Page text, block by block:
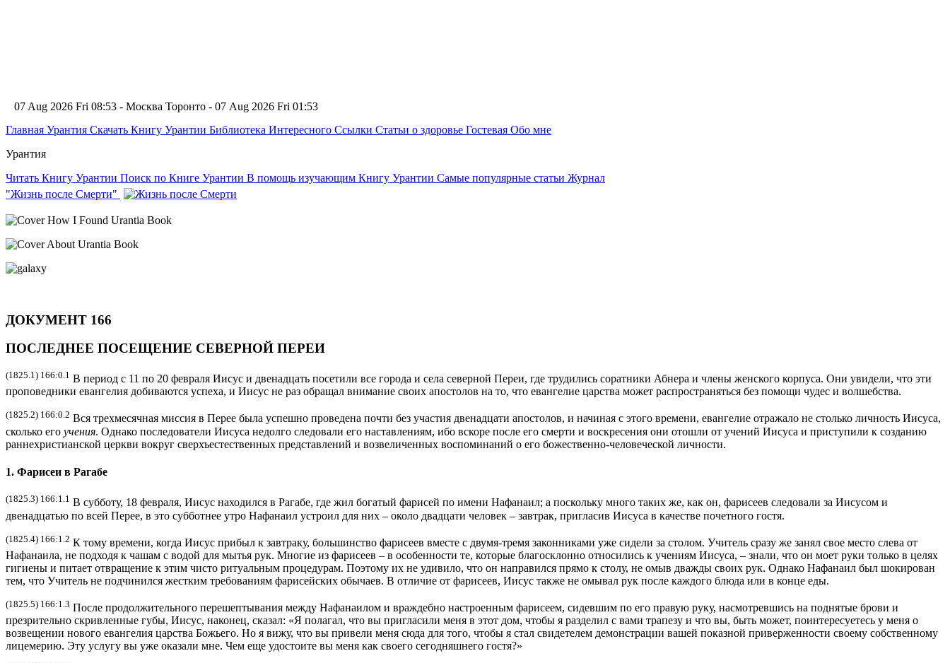
07 Aug 2026 Fri 08:53 - Москва Торонто - 07 Aug 2026 Fri 01:53
Главная Урантия Скачать Книгу Урантии Библиотека Интересного Ссылки Статьи о здоровье Гостевая Обо мне
Урантия
Читать Книгу Урантии Поиск по Книге Урантии В помощь изучающим Книгу Урантии Самые популярные статьи Журнал
"Жизнь после Смерти"
ДОКУМЕНТ 166
ПОСЛЕДНЕЕ ПОСЕЩЕНИЕ СЕВЕРНОЙ ПЕРЕИ
(1825.1) 166:0.1 В период с 11 по 20 февраля Иисус и двенадцать посетили все города и села северной Переи, где трудились соратники Абнера и члены женского корпуса. Они увидели, что эти
проповедники евангелия добиваются успеха, и Иисус не раз обращал внимание своих апостолов на то, что евангелие царства может распространяться без помощи чудес и волшебства.
(1825.2) 166:0.2 Вся трехмесячная миссия в Перее была успешно проведена почти без участия двенадцати апостолов, и начиная с этого времени, евангелие отражало не столько личность Иисуса,
сколько его учения. Однако последователи Иисуса недолго следовали его наставлениям, ибо вскоре после его смерти и воскресения они отошли от учений Иисуса и приступили к созданию
раннехристианской церкви вокруг сверхъестественных представлений и возвеличенных воспоминаний о его божественно-человеческой личности.
1. Фарисеи в Рагабе
(1825.3) 166:1.1 В субботу, 18 февраля, Иисус находился в Рагабе, где жил богатый фарисей по имени Нафанаил; а поскольку много таких же, как он, фарисеев следовали за Иисусом и
двенадцатью по всей Перее, в это субботнее утро Нафанаил устроил для них – около двадцати человек – завтрак, пригласив Иисуса в качестве почетного гостя.
(1825.4) 166:1.2 К тому времени, когда Иисус прибыл к завтраку, большинство фарисеев вместе с двумя-тремя законниками уже сидели за столом. Учитель сразу же занял свое место слева от
Нафанаила, не подходя к чашам с водой для мытья рук. Многие из фарисеев – в особенности те, которые благосклонно относились к учениям Иисуса, – знали, что он моет руки только в целях
гигиены и питает отвращение к этим чисто ритуальным процедурам. Поэтому их не удивило, что он направился прямо к столу, не омыв дважды своих рук. Однако Нафанаил был шокирован
тем, что Учитель не подчинился жестким требованиям фарисейских обычаев. В отличие от фарисеев, Иисус также не омывал рук после каждого блюда или в конце еды.
(1825.5) 166:1.3 После продолжительного перешептывания между Нафанаилом и враждебно настроенным фарисеем, сидевшим по его правую руку, насмотревшись на поднятые брови и
презрительно скривленные губы, Иисус, наконец, сказал: «Я полагал, что вы пригласили меня в этот дом, чтобы я разделил с вами трапезу и что вы, быть может, поинтересуетесь у меня о
возвещении нового евангелия царства Божьего. Но я вижу, что вы привели меня сюда для того, чтобы я стал свидетелем демонстрации вашей показной приверженности своему собственному
лицемерию. Эту услугу вы уже оказали мне. Чем еще удостоите вы меня как своего сегодняшнего гостя?»